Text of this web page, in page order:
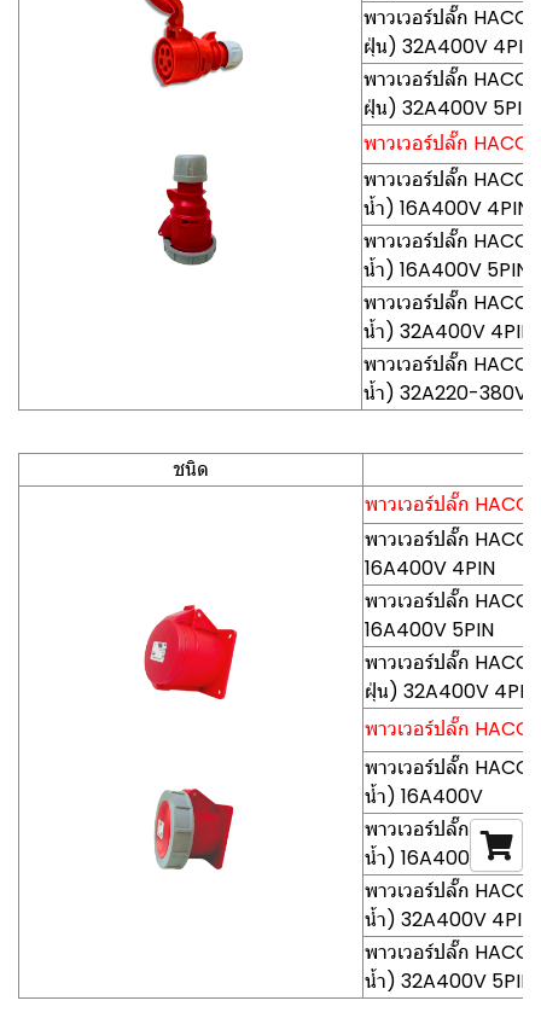
พาวเวอร์ปลั๊ก
ฝุ่น) 32A400V 4PIN
พาวเวอร์ปลั๊ก
ฝุ่น) 32A400V 5PIN
พาวเวอร์ปลั๊ก
พาวเวอร์ปลั๊ก
น้ำ) 16A400V 4PIN
พาวเวอร์ปลั๊ก
น้ำ) 16A400V 5PIN
พาวเวอร์ปลั๊ก
น้ำ) 32A400V 4PIN
พาวเวอร์ปลั๊ก
น้ำ) 32A220-380V
ชนิด
พาวเวอร์ปลั๊ก
พาวเวอร์ปลั๊ก
16A400V 4PIN
พาวเวอร์ปลั๊ก
16A400V 5PIN
พาวเวอร์ปลั๊ก
ฝุ่น) 32A400V 4PIN
พาวเวอร์ปลั๊ก
พาวเวอร์ปลั๊ก
น้ำ) 16A400V
พาวเวอร์ปลั๊ก
น้ำ) 16A400V
พาวเวอร์ปลั๊ก
น้ำ) 32A400V 4PIN
พาวเวอร์ปลั๊ก
น้ำ) 32A400V 5PIN